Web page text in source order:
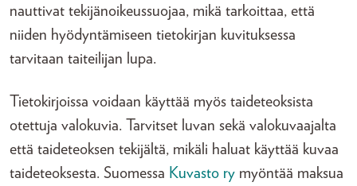
nauttivat tekijänoikeussuojaa, mikä tarkoittaa, että
niiden hyödyntämiseen tietokirjan kuvituksessa
tarvitaan taiteilijan lupa.
Tietokirjoissa voidaan käyttää myös taideteoksista
otettuja valokuvia. Tarvitset luvan sekä valokuvaajalta
että taideteoksen tekijältä, mikäli haluat käyttää kuvaa
taideteoksesta. Suomessa Kuvasto ry myöntää maksua